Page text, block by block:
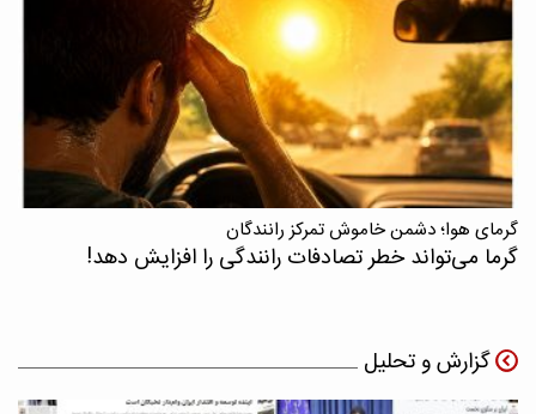
گرمای هوا؛ دشمن خاموش تمرکز رانندگان
گرما می‌تواند خطر تصادفات رانندگی را افزایش دهد!
گزارش و تحلیل